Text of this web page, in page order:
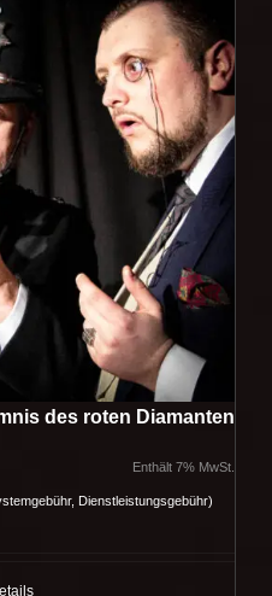
des roten Diamanten
Enthält 7% MwSt.
Dienstleistungsgebühr)